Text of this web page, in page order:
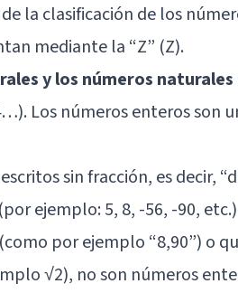
la clasificación de los
mediante la “Z” (Z).
y los números naturales
Los números enteros son
sin fracción, es decir,
ejemplo: 5, 8, -56, -90,
por ejemplo “8,90”) o
√2), no son números